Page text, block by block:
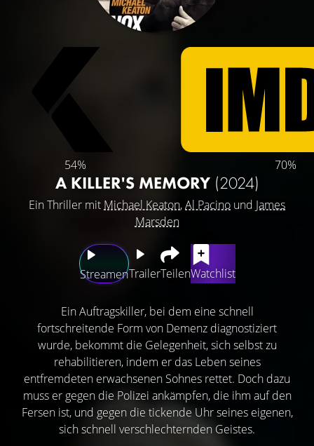
54% 70%
A KILLER'S MEMORY (2024)
Ein Thriller mit Michael Keaton,Al Pacino und James
Marsden
StreamenTrailerTeilenWatchlist
Ein Auftragskiller, bei dem eine schnell
fortschreitende Form von Demenz diagnostiziert
wurde, bekommt die Gelegenheit, sich selbst zu
rehabilitieren, indem er das Leben seines
entfremdeten erwachsenen Sohnes rettet. Doch dazu
muss er gegen die Polizei ankämpfen, die ihm auf den
Fersen ist, und gegen die tickende Uhr seines eigenen,
sich schnell verschlechternden Geistes.